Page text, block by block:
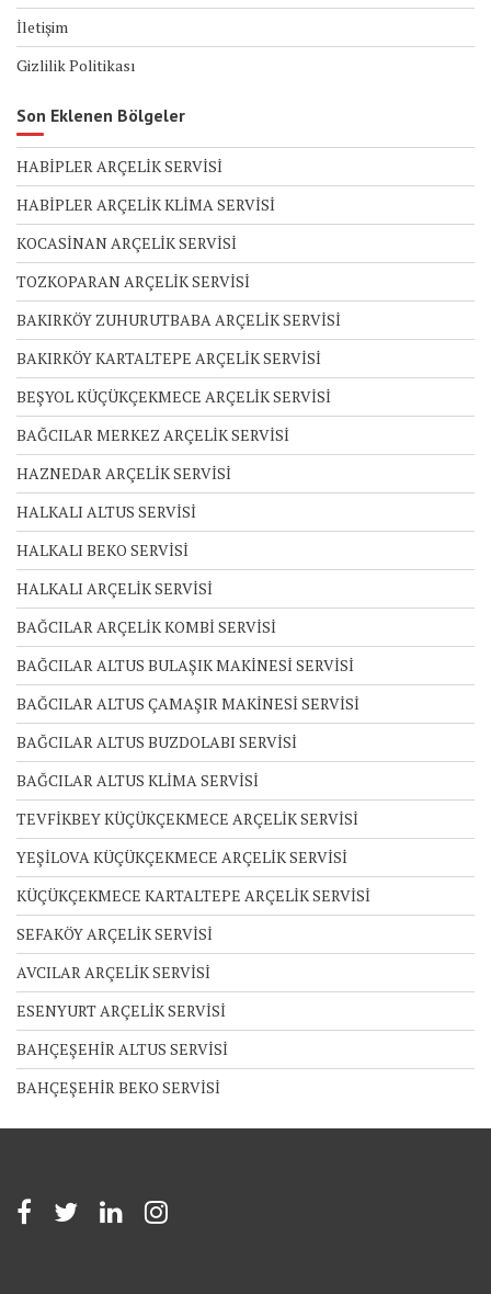
İletişim
Gizlilik Politikası
Son Eklenen Bölgeler
HABİPLER ARÇELİK SERVİSİ
HABİPLER ARÇELİK KLİMA SERVİSİ
KOCASİNAN ARÇELİK SERVİSİ
TOZKOPARAN ARÇELİK SERVİSİ
BAKIRKÖY ZUHURUTBABA ARÇELİK SERVİSİ
BAKIRKÖY KARTALTEPE ARÇELİK SERVİSİ
BEŞYOL KÜÇÜKÇEKMECE ARÇELİK SERVİSİ
BAĞCILAR MERKEZ ARÇELİK SERVİSİ
HAZNEDAR ARÇELİK SERVİSİ
HALKALI ALTUS SERVİSİ
HALKALI BEKO SERVİSİ
HALKALI ARÇELİK SERVİSİ
BAĞCILAR ARÇELİK KOMBİ SERVİSİ
BAĞCILAR ALTUS BULAŞIK MAKİNESİ SERVİSİ
BAĞCILAR ALTUS ÇAMAŞIR MAKİNESİ SERVİSİ
BAĞCILAR ALTUS BUZDOLABI SERVİSİ
BAĞCILAR ALTUS KLİMA SERVİSİ
TEVFİKBEY KÜÇÜKÇEKMECE ARÇELİK SERVİSİ
YEŞİLOVA KÜÇÜKÇEKMECE ARÇELİK SERVİSİ
KÜÇÜKÇEKMECE KARTALTEPE ARÇELİK SERVİSİ
SEFAKÖY ARÇELİK SERVİSİ
AVCILAR ARÇELİK SERVİSİ
ESENYURT ARÇELİK SERVİSİ
BAHÇEŞEHİR ALTUS SERVİSİ
BAHÇEŞEHİR BEKO SERVİSİ